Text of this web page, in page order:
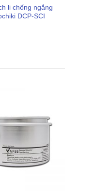
li chống ngắng
DCP-SCI